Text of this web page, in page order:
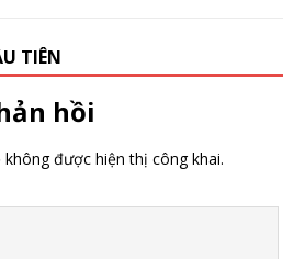
TIÊN
hồi
được hiện thị công khai.